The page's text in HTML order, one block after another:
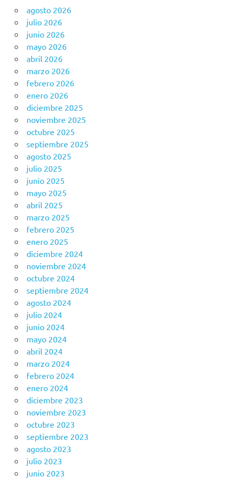
agosto 2026
julio 2026
junio 2026
mayo 2026
abril 2026
marzo 2026
febrero 2026
enero 2026
diciembre 2025
noviembre 2025
octubre 2025
septiembre 2025
agosto 2025
julio 2025
junio 2025
mayo 2025
abril 2025
marzo 2025
febrero 2025
enero 2025
diciembre 2024
noviembre 2024
octubre 2024
septiembre 2024
agosto 2024
julio 2024
junio 2024
mayo 2024
abril 2024
marzo 2024
febrero 2024
enero 2024
diciembre 2023
noviembre 2023
octubre 2023
septiembre 2023
agosto 2023
julio 2023
junio 2023